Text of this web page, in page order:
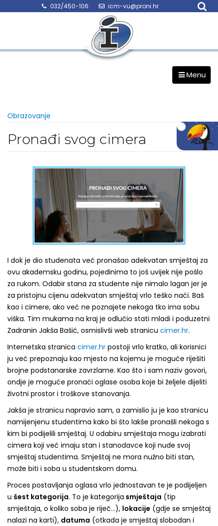
032/450-106 icm-vu@proni.hr
Menu
Obrazovanje
Pronađi svog cimera
I dok je dio studenata već pronašao adekvatan smještaj za
ovu akademsku godinu, pojedinima to još uvijek nije pošlo
za rukom. Odabir stana za studente nije nimalo lagan jer je
za pristojnu cijenu adekvatan smještaj vrlo teško naći. Baš
kao i cimere, ako već ne poznajete nekoga tko ima sobu
viška. Tim mukama na kraj je odlučio stati mladi i poduzetni
Zadranin Jakša Bašić, osmislivši web stranicu cimer.hr.
Internetska stranica cimer.hr postoji vrlo kratko, ali korisnici
ju već prepoznaju kao mjesto na kojemu je moguće riješiti
brojne podstanarske zavrzlame. Kao što i sam naziv govori,
ondje je moguće pronaći oglase osoba koje bi željele dijeliti
životni prostor i troškove stanovanja.
Jakša je stranicu napravio sam, a zamislio ju je kao stranicu
namijenjenu studentima kako bi što lakše pronašli nekoga s
kim bi podijelili smještaj. U odabiru smještaja mogu izabrati
cimera koji već imaju stan i stanodavce koji nude svoj
smještaj studentima. Smještaj ne mora nužno biti stan,
može biti i soba u studentskom domu.
Proces postavljanja oglasa vrlo jednostavan te je podijeljen
u šest kategorija. To je kategorija smještaja (tip
smještaja, o koliko soba je riječ…), lokacije (gdje se smještaj
nalazi na karti), datuma (otkada je smještaj slobodan i